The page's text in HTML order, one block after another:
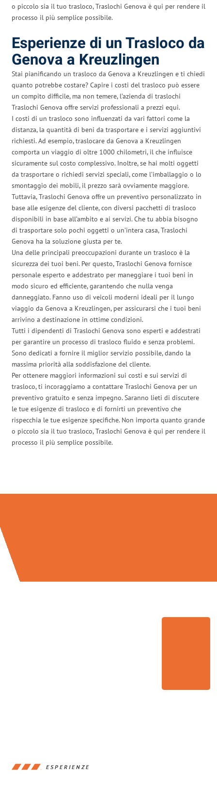
o piccolo sia il tuo trasloco, Traslochi Genova è qui per rendere il
processo il più semplice possibile.
Esperienze di un Trasloco da
Genova a Kreuzlingen
Stai pianificando un trasloco da Genova a Kreuzlingen e ti chiedi
quanto potrebbe costare? Capire i costi del trasloco può essere
un compito difficile, ma non temere, l’azienda di traslochi
Traslochi Genova offre servizi professionali a prezzi equi.
I costi di un trasloco sono influenzati da vari fattori come la
distanza, la quantità di beni da trasportare e i servizi aggiuntivi
richiesti. Ad esempio, traslocare da Genova a Kreuzlingen
comporta un viaggio di oltre 1000 chilometri, il che influisce
sicuramente sul costo complessivo. Inoltre, se hai molti oggetti
da trasportare o richiedi servizi speciali, come l’imballaggio o lo
smontaggio dei mobili, il prezzo sarà ovviamente maggiore.
Tuttavia, Traslochi Genova offre un preventivo personalizzato in
base alle esigenze del cliente, con diversi pacchetti di trasloco
disponibili in base all’ambito e ai servizi. Che tu abbia bisogno
di trasportare solo pochi oggetti o un’intera casa, Traslochi
Genova ha la soluzione giusta per te.
Una delle principali preoccupazioni durante un trasloco è la
sicurezza dei tuoi beni. Per questo, Traslochi Genova fornisce
personale esperto e addestrato per maneggiare i tuoi beni in
modo sicuro ed efficiente, garantendo che nulla venga
danneggiato. Fanno uso di veicoli moderni ideali per il lungo
viaggio da Genova a Kreuzlingen, per assicurarsi che i tuoi beni
arrivino a destinazione in ottime condizioni.
Tutti i dipendenti di Traslochi Genova sono esperti e addestrati
per garantire un processo di trasloco fluido e senza problemi.
Sono dedicati a fornire il miglior servizio possibile, dando la
massima priorità alla soddisfazione del cliente.
Per ottenere maggiori informazioni sui costi e sui servizi di
trasloco, ti incoraggiamo a contattare Traslochi Genova per un
preventivo gratuito e senza impegno. Saranno lieti di discutere
le tue esigenze di trasloco e di fornirti un preventivo che
rispecchia le tue esigenze specifiche. Non importa quanto grande
o piccolo sia il tuo trasloco, Traslochi Genova è qui per rendere il
processo il più semplice possibile.
ESPERIENZE